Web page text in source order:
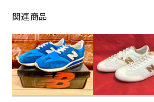
関連商品